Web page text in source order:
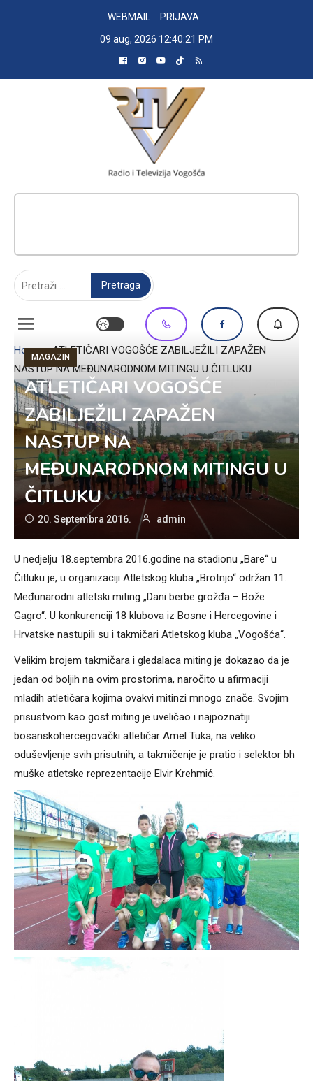
WEBMAIL
PRIJAVA
09 aug, 2026 12:40:23 PM
Home»ATLETIČARI VOGOŠĆE ZABILJEŽILI ZAPAŽEN
NASTUP NA MEĐUNARODNOM MITINGU U ČITLUKU
MAGAZIN
ATLETIČARI VOGOŠĆE
ZABILJEŽILI ZAPAŽEN
NASTUP NA
MEĐUNARODNOM MITINGU U
ČITLUKU
20. Septembra 2016. admin
U nedjelju 18.septembra 2016.godine na stadionu „Bare“ u
Čitluku je, u organizaciji Atletskog kluba „Brotnjo“ održan 11.
Međunarodni atletski miting „Dani berbe grožđa – Bože
Gagro“. U konkurenciji 18 klubova iz Bosne i Hercegovine i
Hrvatske nastupili su i takmičari Atletskog kluba „Vogošća“.
Velikim brojem takmičara i gledalaca miting je dokazao da je
jedan od boljih na ovim prostorima, naročito u afirmaciji
mladih atletičara kojima ovakvi mitinzi mnogo znače. Svojim
prisustvom kao gost miting je uveličao i najpoznatiji
bosanskohercegovački atletičar Amel Tuka, na veliko
oduševljenje svih prisutnih, a takmičenje je pratio i selektor bh
muške atletske reprezentacije Elvir Krehmić.